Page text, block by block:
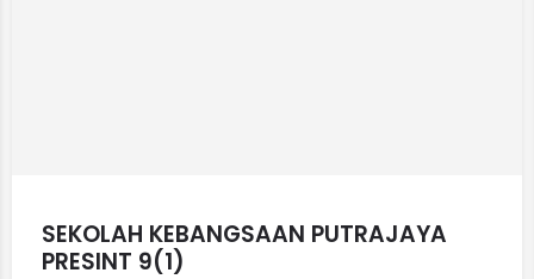
SEKOLAH KEBANGSAAN PUTRAJAYA
PRESINT 9(1)